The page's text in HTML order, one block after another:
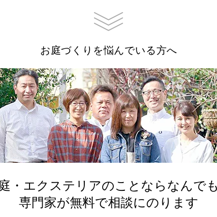
お庭づくりを悩んでいる方へ
・エクステリアのことならなんで
専門家が無料で相談にのります